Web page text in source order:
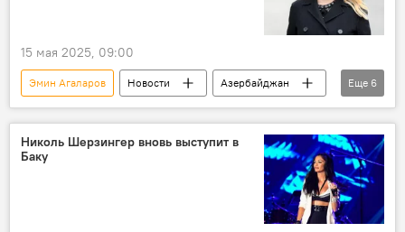
15 мая 2025, 09:00
Эмин Агаларов Новости
Азербайджан
Россия
Фигурное катание
ледовая арена
Sea Breeze
телеведущая Яна Рудковская
Еще 6
Николь Шерзингер вновь выступит в
Баку